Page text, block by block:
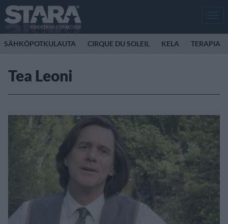
SÄHKÖPOTKULAUTA CIRQUE DU SOLEIL KELA TERAPIA
Tea Leoni